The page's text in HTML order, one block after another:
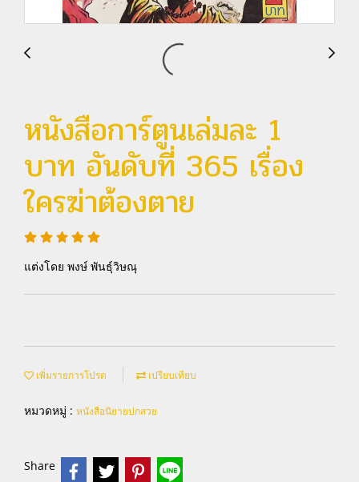
หนังสือการ์ตูนเล่มละ 1
บาท อันดับที่ 365 เรื่อง
ใครฆ่าต้องตาย
แต่งโดย พงษ์ พันธุ์วิษณุ
เพิ่มรายการโปรด เปรียบเทียบ
หมวดหมู่ : หนังสือนิยายปกสวย
Share